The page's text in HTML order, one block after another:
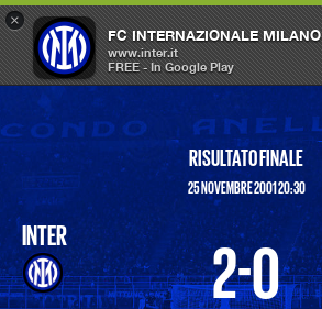
×
FC INTERNAZIONALE MILANO
www.inter.it
FREE - In Google Play
OPEN
MENU
RISULTATO FINALE
25 NOVEMBRE 2001 20:30
INTER 2-0